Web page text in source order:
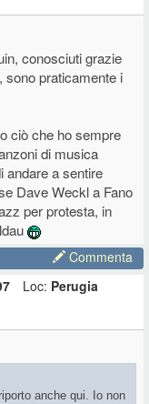
conosciuti grazie
sono praticamente i
ciò che ho sempre
di musica
andare a sentire
Dave Weckl a Fano
per protesta, in
Commenta
Loc: Perugia
anche qui. Io non